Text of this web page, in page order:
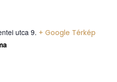
utca 9. + Google Térkép